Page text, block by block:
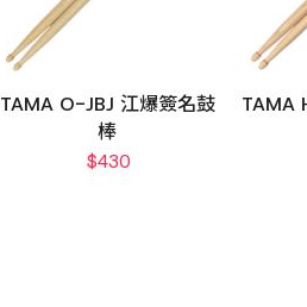
TAMA O-JBJ 江爆簽名鼓
棒
$430
TAMA